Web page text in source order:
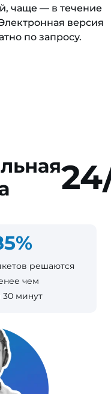
чаще — в течение
версия
по запросу.
решаются
чем
30 минут